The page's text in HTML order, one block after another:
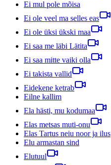
Ei mul pole mõisa
Ei ole veel ma selles eas
Ei ole üksi ükski maa
Ei saa me läbi Lätita
Ei saa mitte vaiki olla
Ei takista vallid
Eidekene ketrab
Eilne kallim
Ela hästi, mu kodumaa
Elas metsas muti-onu
Elas Tartus neiu noor ja ilus
Elu armastan sind
Elutuul